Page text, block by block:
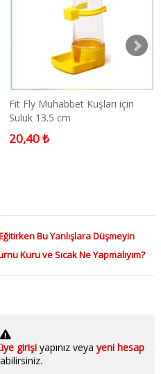
Fit Fly Muhabbet Kuşları için
Suluk 13.5 cm
20,40 ₺
Bu Yanlışlara Düşmeyin
Kuru ve Sıcak Ne Yapmalıyım?
girişiyapınız veya yeni hesap